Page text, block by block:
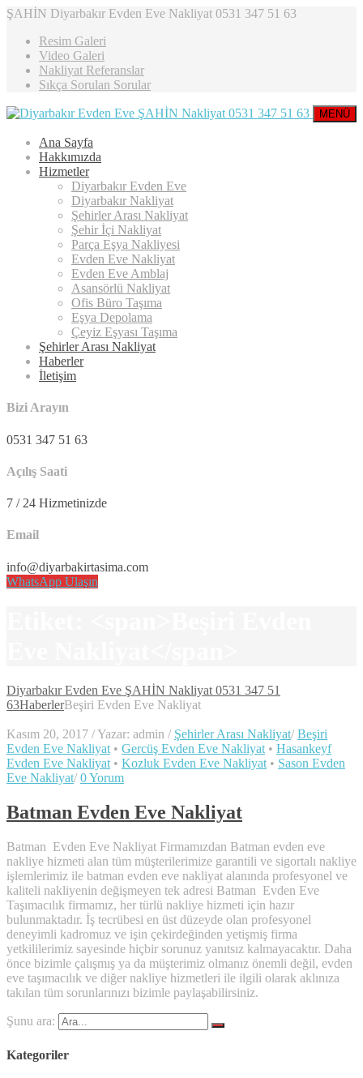
ŞAHİN Diyarbakır Evden Eve Nakliyat 0531 347 51 63
Resim Galeri
Video Galeri
Nakliyat Referanslar
Sıkça Sorulan Sorular
MENÜ
Ana Sayfa
Hakkımızda
Hizmetler
Diyarbakır Evden Eve
Diyarbakır Nakliyat
Şehirler Arası Nakliyat
Şehir İçi Nakliyat
Parça Eşya Nakliyesi
Evden Eve Nakliyat
Evden Eve Amblaj
Asansörlü Nakliyat
Ofis Büro Taşıma
Eşya Depolama
Çeyiz Eşyası Taşıma
Şehirler Arası Nakliyat
Haberler
İletişim
Bizi Arayın
0531 347 51 63
Açılış Saati
7 / 24 Hizmetinizde
Email
info@diyarbakirtasima.com
WhatsApp Ulaşın
Diyarbakır Evden Eve ŞAHİN Nakliyat 0531 347 51
63HaberlerBeşiri Evden Eve Nakliyat
Kasım 20, 2017 /Yazar: admin / Şehirler Arası Nakliyat/ Beşiri
Evden Eve Nakliyat• Gercüş Evden Eve Nakliyat• Hasankeyf
Evden Eve Nakliyat• Kozluk Evden Eve Nakliyat• Sason Evden
Eve Nakliyat/ 0 Yorum
Batman Evden Eve Nakliyat
Batman Evden Eve Nakliyat Firmamızdan Batman evden eve
nakliye hizmeti alan tüm müşterilerimize garantili ve sigortalı nakliye
işlemlerimiz ile batman evden eve nakliyat alanında profesyonel ve
kaliteli nakliyenin değişmeyen tek adresi Batman Evden Eve
Taşımacılık firmamız, her türlü nakliye hizmeti için hazır
bulunmaktadır. İş tecrübesi en üst düzeyde olan profesyonel
deneyimli kadromuz ve işin çekirdeğinden yetişmiş firma
yetkililerimiz sayesinde hiçbir sorunuz yanıtsız kalmayacaktır. Daha
önce bizimle çalışmış ya da müşterimiz olmanız önemli değil, evden
eve taşımacılık ve diğer nakliye hizmetleri ile ilgili olarak aklınıza
takılan tüm sorunlarınızı bizimle paylaşabilirsiniz.
Şunu ara:
Kategoriler